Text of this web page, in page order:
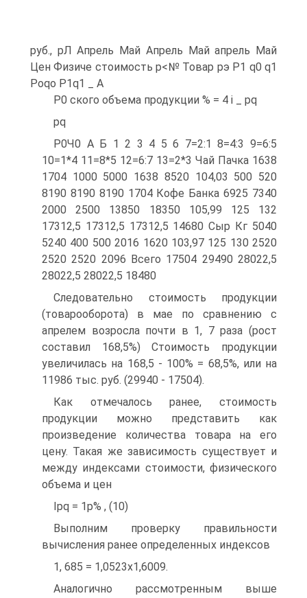
руб., рЛ Апрель Май Апрель Май апрель Май
Цен Физиче стоимость р<№ Товар рэ Р1 q0 q1
Poqo P1q1 _ А
Р0 ского объема продукции % = 4 i _ pq
pq
Р0Ч0 А Б 1 2 3 4 5 6 7=2:1 8=4:3 9=6:5
10=1*4 11=8*5 12=6:7 13=2*3 Чай Пачка 1638
1704 1000 5000 1638 8520 104,03 500 520
8190 8190 8190 1704 Кофе Банка 6925 7340
2000 2500 13850 18350 105,99 125 132
17312,5 17312,5 17312,5 14680 Сыр Кг 5040
5240 400 500 2016 1620 103,97 125 130 2520
2520 2520 2096 Всего 17504 29490 28022,5
28022,5 28022,5 18480
Следовательно стоимость продукции
(товарооборота) в мае по сравнению с
апрелем возросла почти в 1, 7 раза (рост
составил 168,5%) Стоимость продукции
увеличилась на 168,5 - 100% = 68,5%, или на
11986 тыс. руб. (29940 - 17504).
Как отмечалось ранее, стоимость
продукции можно представить как
произведение количества товара на его
цену. Такая же зависимость существует и
между индексами стоимости, физического
объема и цен
Ipq = 1р% , (10)
Выполним проверку правильности
вычисления ранее определенных индексов
1, 685 = 1,0523x1,6009.
Аналогично рассмотренным выше